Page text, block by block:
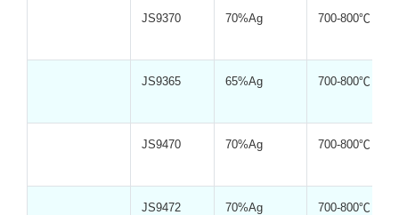
JS9370 70%Ag 700-800℃
JS9365 65%Ag 700-800℃
JS9470 70%Ag 700-800℃
JS9472 70%Ag 700-800℃